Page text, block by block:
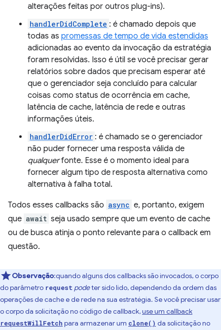
alterações feitas por outros plug-ins).
handlerDidComplete : é chamado depois que
todas as promessas de tempo de vida estendidas
adicionadas ao evento da invocação da estratégia
foram resolvidas. Isso é útil se você precisar gerar
relatórios sobre dados que precisam esperar até
que o gerenciador seja concluído para calcular
coisas como status de ocorrência em cache,
latência de cache, latência de rede e outras
informações úteis.
handlerDidError : é chamado se o gerenciador
não puder fornecer uma resposta válida de
qualquerfonte. Esse é o momento ideal para
fornecer algum tipo de resposta alternativa como
alternativa à falha total.
Todos esses callbacks são async e, portanto, exigem
que await seja usado sempre que um evento de cache
ou de busca atinja o ponto relevante para o callback em
questão.
Observação:quando alguns dos callbacks são invocados, o corpo
do parâmetro request podeter sido lido, dependendo da ordem das
operações de cache e de rede na sua estratégia. Se você precisar usar
o corpo da solicitação no código de callback,use um callback
requestWillFetch para armazenar um clone() da solicitação no